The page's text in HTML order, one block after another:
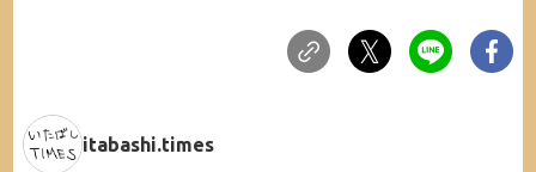
itabashi.times